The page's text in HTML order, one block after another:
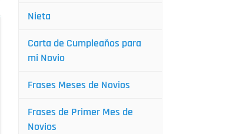
Nieta
Carta de Cumpleaños para
mi Novio
Frases Meses de Novios
Frases de Primer Mes de
Novios